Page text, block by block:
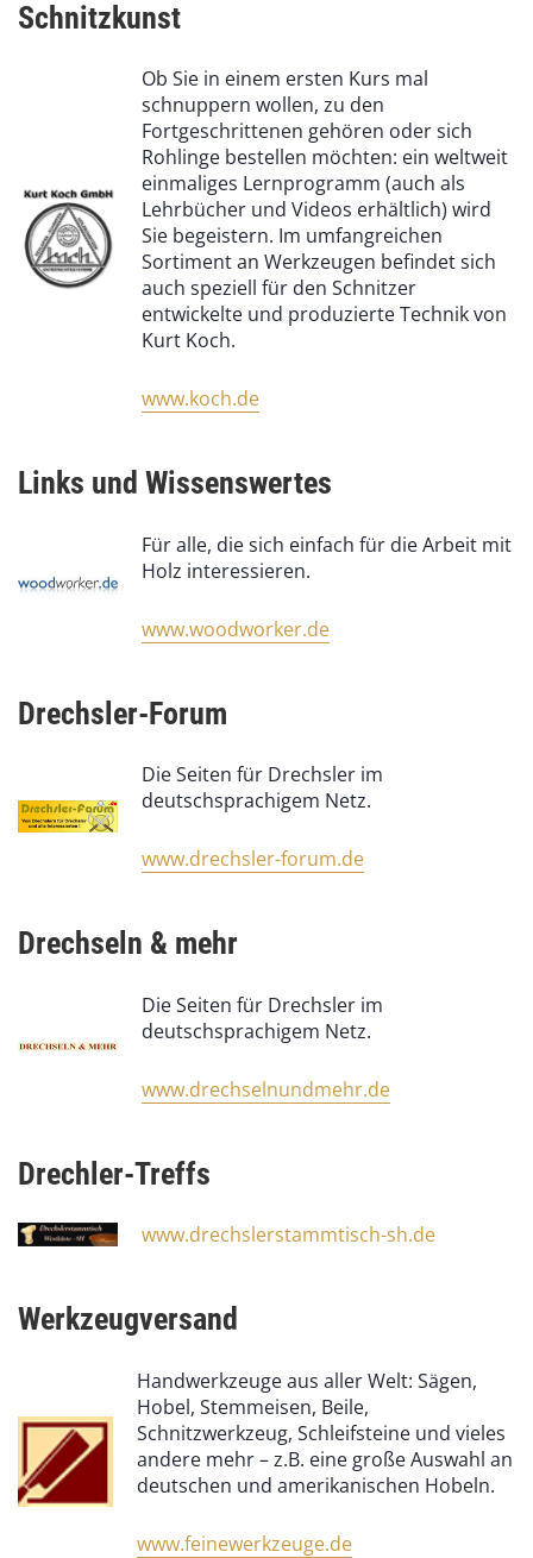
Schnitzkunst
Ob Sie in einem ersten Kurs mal
schnuppern wollen, zu den
Fortgeschrittenen gehören oder sich
Rohlinge bestellen möchten: ein weltweit
einmaliges Lernprogramm (auch als
Lehrbücher und Videos erhältlich) wird
Sie begeistern. Im umfangreichen
Sortiment an Werkzeugen befindet sich
auch speziell für den Schnitzer
entwickelte und produzierte Technik von
Kurt Koch.
www.koch.de
Links und Wissenswertes
Für alle, die sich einfach für die Arbeit mit
Holz interessieren.
www.woodworker.de
Drechsler-Forum
Die Seiten für Drechsler im
deutschsprachigem Netz.
www.drechsler-forum.de
Drechseln & mehr
Die Seiten für Drechsler im
deutschsprachigem Netz.
www.drechselnundmehr.de
Drechler-Treffs
www.drechslerstammtisch-sh.de
Werkzeugversand
Handwerkzeuge aus aller Welt: Sägen,
Hobel, Stemmeisen, Beile,
Schnitzwerkzeug, Schleifsteine und vieles
andere mehr – z.B. eine große Auswahl an
deutschen und amerikanischen Hobeln.
www.feinewerkzeuge.de